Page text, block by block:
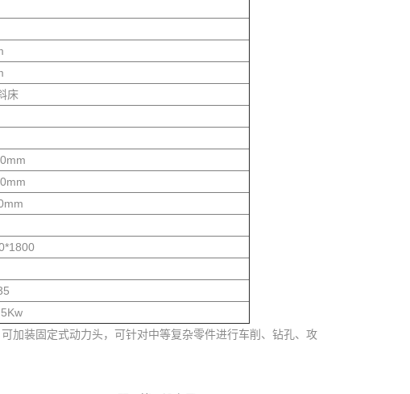
床
加装固定式动力头，可针对中等复杂零件进行车削、钻孔、攻